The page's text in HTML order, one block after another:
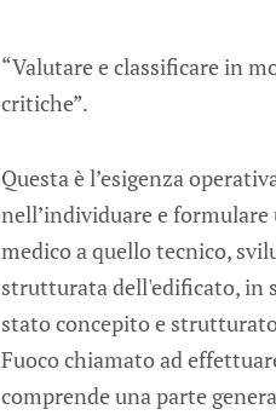
“Valutare e classificare in
critiche”.
Questa è l’esigenza
nell’individuare e
medico a quello tecnico,
strutturata dell'edificato, in
stato concepito e
Fuoco chiamato ad
comprende una parte